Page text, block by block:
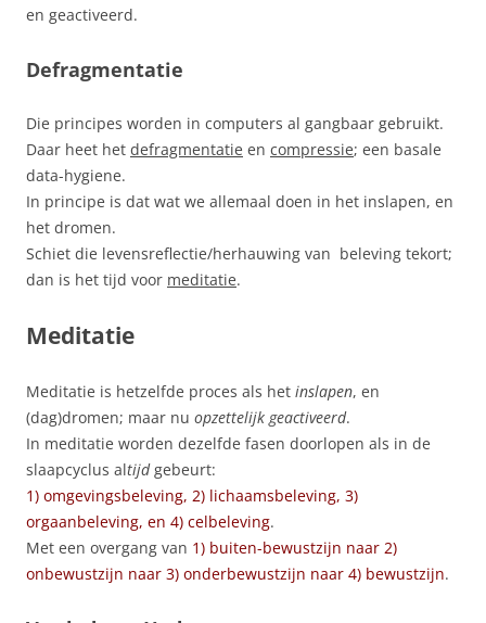
en geactiveerd.
Defragmentatie
Die principes worden in computers al gangbaar gebruikt.
Daar heet het defragmentatie en compressie; een basale
data-hygiene.
In principe is dat wat we allemaal doen in het inslapen, en
het dromen.
Schiet die levensreflectie/herhauwing van beleving tekort;
dan is het tijd voor meditatie.
Meditatie
Meditatie is hetzelfde proces als het inslapen, en
(dag)dromen; maar nu opzettelijk geactiveerd.
In meditatie worden dezelfde fasen doorlopen als in de
slaapcyclus altijdgebeurt:
1) omgevingsbeleving, 2) lichaamsbeleving, 3)
orgaanbeleving, en 4) celbeleving.
Met een overgang van 1) buiten-bewustzijn naar 2)
onbewustzijn naar 3) onderbewustzijn naar 4) bewustzijn.